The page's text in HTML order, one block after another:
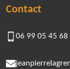
Contact
06 99 05 45 68